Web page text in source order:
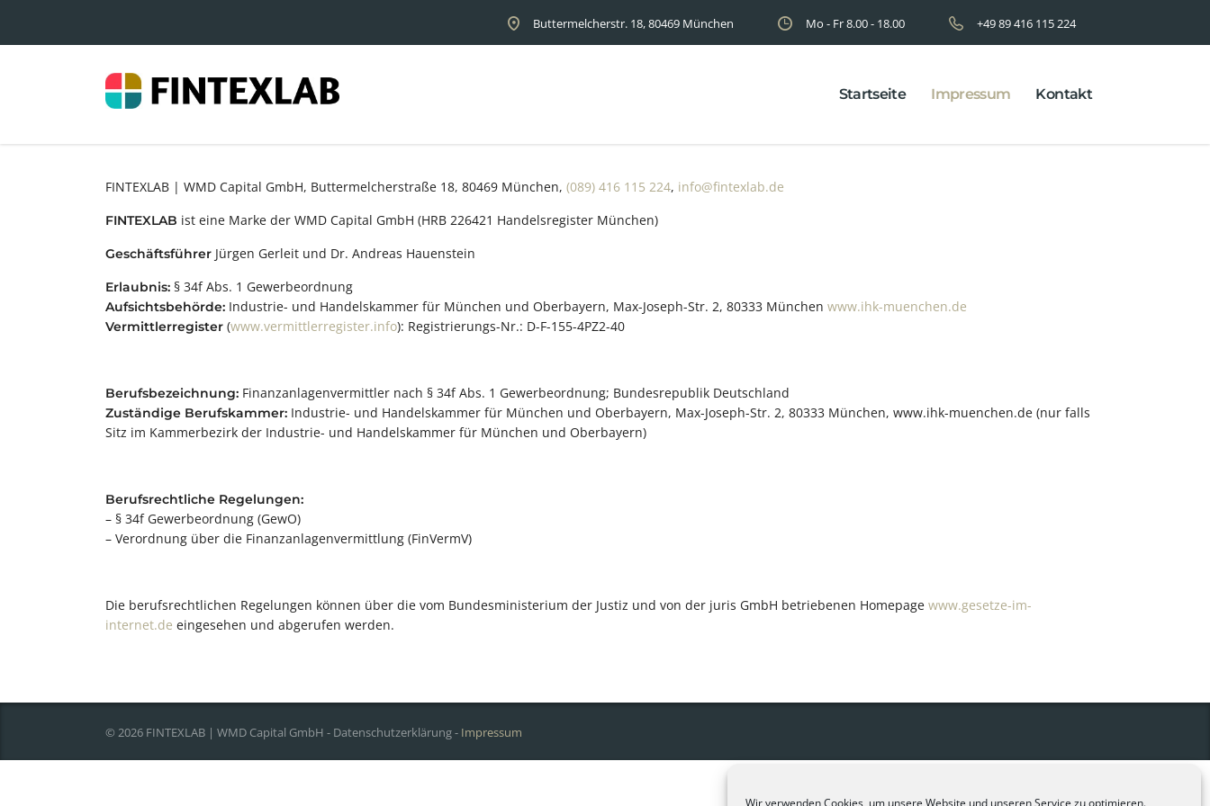
Wir verwenden Cookies, um unsere Website und unseren Service zu optimieren.
Buttermelcherstr. 18, 80469 München Mo - Fr 8.00 - 18.00 +49 89 416 115 224
Startseite Impressum Kontakt
FINTEXLAB | WMD Capital GmbH, Buttermelcherstraße 18, 80469 München, (089) 416 115 224, info@fintexlab.de
FINTEXLAB ist eine Marke der WMD Capital GmbH (HRB 226421 Handelsregister München)
Geschäftsführer Jürgen Gerleit und Dr. Andreas Hauenstein
Erlaubnis: § 34f Abs. 1 Gewerbeordnung
Aufsichtsbehörde: Industrie- und Handelskammer für München und Oberbayern, Max-Joseph-Str. 2, 80333 München www.ihk-muenchen.de
Vermittlerregister (www.vermittlerregister.info): Registrierungs-Nr.: D-F-155-4PZ2-40
Berufsbezeichnung: Finanzanlagenvermittler nach § 34f Abs. 1 Gewerbeordnung; Bundesrepublik Deutschland
Zuständige Berufskammer: Industrie- und Handelskammer für München und Oberbayern, Max-Joseph-Str. 2, 80333 München, www.ihk-muenchen.de (nur falls
Sitz im Kammerbezirk der Industrie- und Handelskammer für München und Oberbayern)
Berufsrechtliche Regelungen:
– § 34f Gewerbeordnung (GewO)
– Verordnung über die Finanzanlagenvermittlung (FinVermV)
Die berufsrechtlichen Regelungen können über die vom Bundesministerium der Justiz und von der juris GmbH betriebenen Homepage www.gesetze-im-
internet.de eingesehen und abgerufen werden.
© 2026 FINTEXLAB | WMD Capital GmbH - Datenschutzerklärung- Impressum